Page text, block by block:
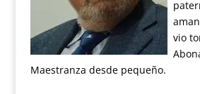
vio
Maestranza desde pequeño.